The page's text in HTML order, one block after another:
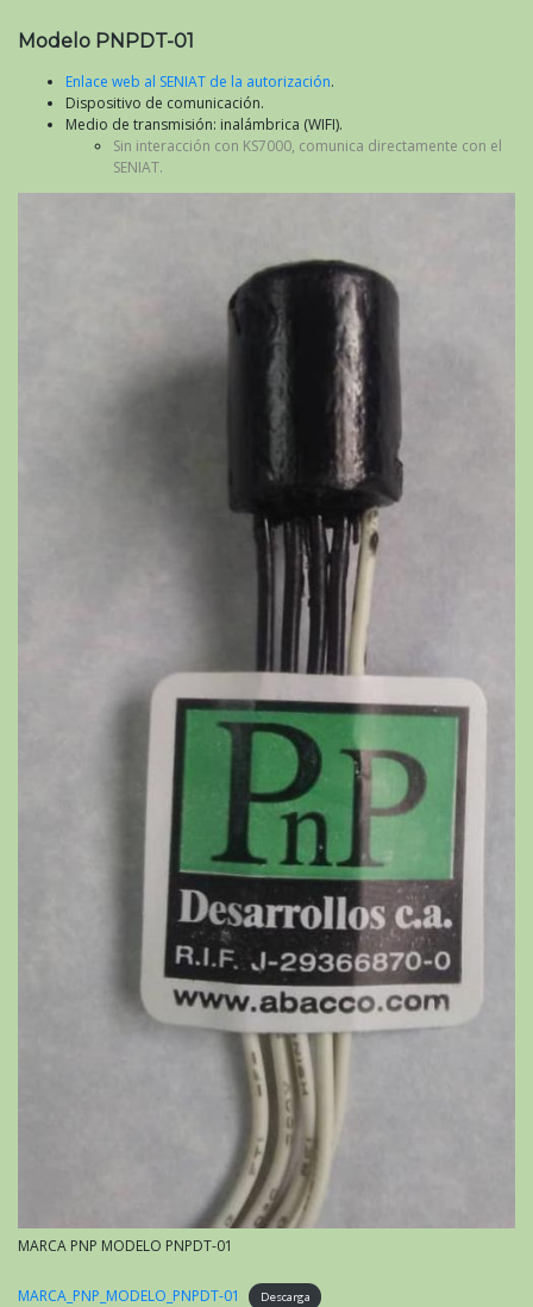
Modelo PNPDT-01
Enlace web al SENIAT de la autorización.
Dispositivo de comunicación.
Medio de transmisión: inalámbrica (WIFI).
Sin interacción con KS7000, comunica directamente con el
SENIAT.
MARCA PNP MODELO PNPDT-01
MARCA_PNP_MODELO_PNPDT-01 Descarga